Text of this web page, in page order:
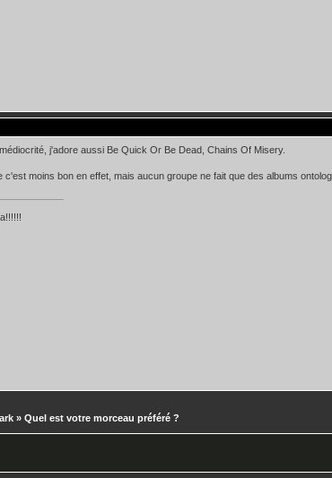
j'adore aussi Be Quick Or Be Dead, Chains Of Misery.
moins bon en effet, mais aucun groupe ne fait que des albums
» Quel est votre morceau préféré ?